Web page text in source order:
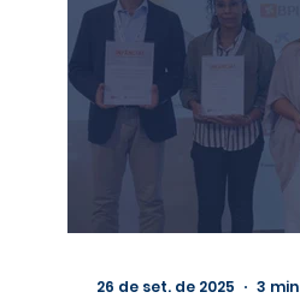
26 de set. de 2025 3